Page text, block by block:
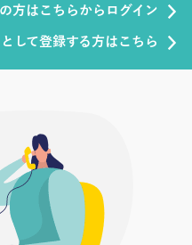
方はこちらからログイン
して登録する方はこちら